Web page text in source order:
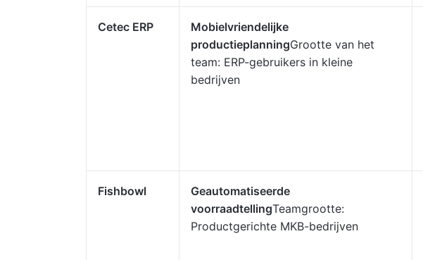
Cetec ERP
Mobielvriendelijke
productieplanningGrootte van het
team: ERP-gebruikers in kleine
bedrijven
Fishbowl
Geautomatiseerde
voorraadtellingTeamgrootte:
Productgerichte MKB-bedrijven